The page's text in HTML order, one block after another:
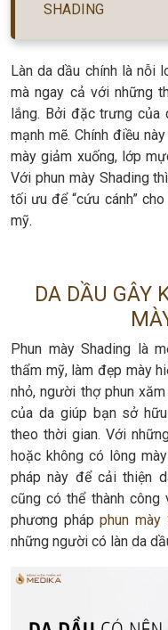
SHADING
Làn da dầu chính là nỗi
mà ngay cả với những
lắng. Bởi đặc trưng của
mạnh mẽ. Chính điều
mày giảm xuống, lớp
Với phun mày Shading
tối ưu để “cứu cánh”
mỹ.
DA DẦU GÂY
Phun mày Shading là
thẩm mỹ, làm đẹp mày
nhỏ, người thợ phun
của da giúp bạn sở
theo thời gian. Với
hoặc không có lông
pháp này để cải thiện
cũng có thể thành
phương phápphun mày
những người có làn da